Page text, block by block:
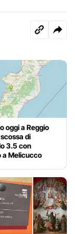
oggi a Reggio
di
3.5 con
a Melicucco